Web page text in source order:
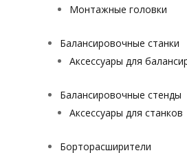
Монтажные головки
Балансировочные станки
Аксессуары для
Балансировочные стенды
Аксессуары для станков
Борторасширители